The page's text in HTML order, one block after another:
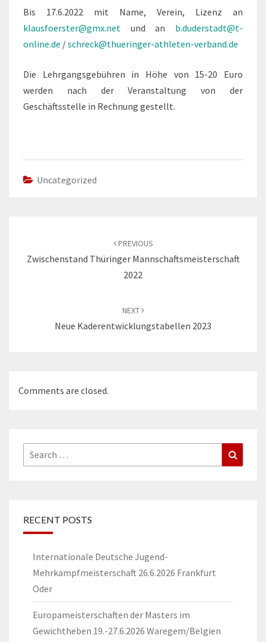
Bis 17.6.2022 mit Name, Verein, Lizenz an
klausfoerster@gmx.net und an b.duderstadt@t-
online.de /schreck@thueringer-athleten-verband.de
Die Lehrgangsgebühren in Höhe von 15-20 Euro
werden nach der Veranstaltung von der
Geschäftsstelle in Rechnung gestellt.
Uncategorized
PREVIOUS
Zwischenstand Thüringer Mannschaftsmeisterschaft
2022
NEXT
Neue Kaderentwicklungstabellen 2023
Comments are closed.
Search
for:
RECENT POSTS
Internationale Deutsche Jugend-
Mehrkampfmeisterschaft 26.6.2026 Frankfurt
Oder
Europameisterschaften der Masters im
Gewichtheben 19.-27.6.2026 Waregem/Belgien